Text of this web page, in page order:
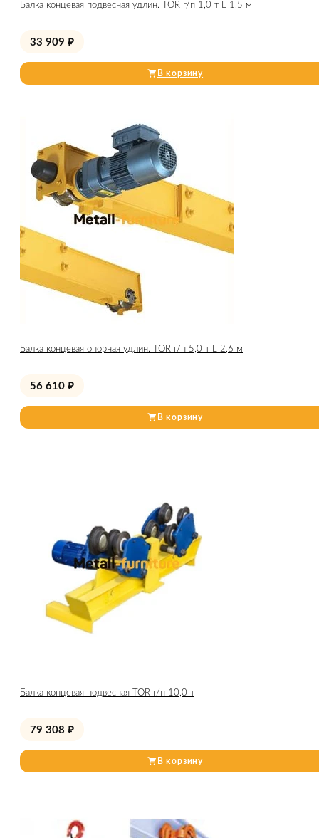
Балка концевая подвесная удлин. TOR г/п 1,0 т L 1,5 м
33 909 ₽
В корзину
Балка концевая опорная удлин. TOR г/п 5,0 т L 2,6 м
56 610 ₽
В корзину
Балка концевая подвесная TOR г/п 10,0 т
79 308 ₽
В корзину